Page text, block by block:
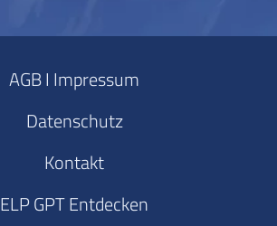
AGB I Impressum
Datenschutz
Kontakt
ELP GPT Entdecken